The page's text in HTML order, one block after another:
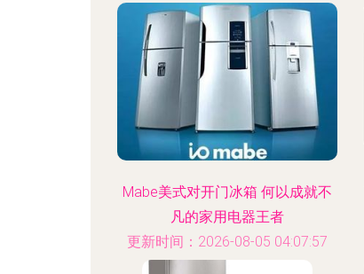
Mabe美式对开门冰箱 何以成就不
凡的家用电器王者
更新时间：2026-08-05 04:07:57